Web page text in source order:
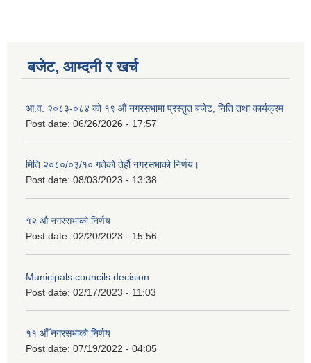
बजेट, आम्दनी र खर्च
आ.व. २०८३-०८४ को १९ औं नगरसभामा प्रस्तुत बजेट, निति तथा कार्यक्रम
Post date: 06/26/2026 - 17:57
मिति २०८०/०३/१० गतेको तेर्हौ नगरसभाको निर्णय।
Post date: 08/03/2023 - 13:38
१२ औ नगरसभाको निर्णय
Post date: 02/20/2023 - 15:56
Municipals councils decision
Post date: 02/17/2023 - 11:03
११ ‌औँ नगरसभाको निर्णय
Post date: 07/19/2022 - 04:05